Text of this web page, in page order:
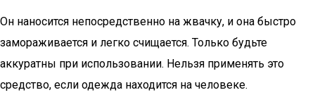
Он наносится непосредственно на жвачку, и она быстро
замораживается и легко счищается. Только будьте
аккуратны при использовании. Нельзя применять это
средство, если одежда находится на человеке.